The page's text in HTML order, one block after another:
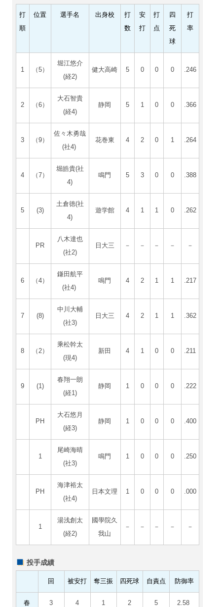
打
順
位置 選手名 出身校
打
数
安
打
打
点
四
死
球
打
率
1 （5）
堀江悠介
(経2)
健大高崎 5 0 0 0 .246
2 （6）
大石智貴
(経4)
静岡 5 1 0 0 .366
3 （9）
佐々木勇哉
(社4)
花巻東 4 2 0 1 .264
4 （7）
堀皓貴(社
4)
鳴門 5 3 0 0 .388
5 (3)
土倉徳(社
4)
遊学館 4 1 1 0 .262
PR
八木達也
(社2)
日大三 － － － － －
6 （4）
鎌田航平
(社4)
鳴門 4 2 1 1 .217
7 (8)
中川大輔
(社3)
日大三 4 2 1 1 .362
8 （2）
乘松幹太
(現4)
新田 4 1 0 0 .211
9 (1)
春翔一朗
(経1)
静岡 1 0 0 0 .222
PH
大石悠月
(経3)
静岡 1 0 0 0 .400
1
尾崎海晴
(社3)
鳴門 1 0 0 0 .250
PH
海津裕太
(社4)
日本文理 1 0 0 0 .000
1
湯浅創太
(経2)
國學院久
我山
－ － － － －
投手成績
回 被安打 奪三振 四死球 自責点 防御率
春 3 4 1 2 5 2.58